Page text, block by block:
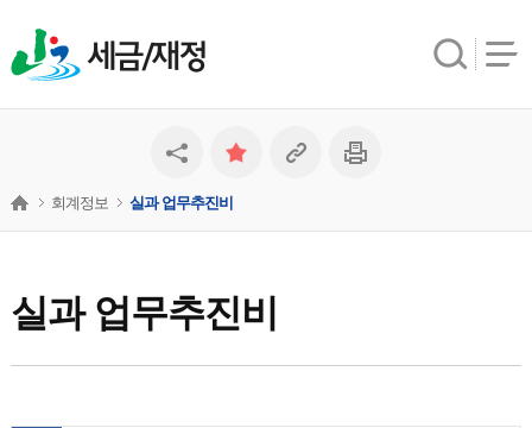
세금/재정
실과 업무추진비
회계정보 실과 업무추진비